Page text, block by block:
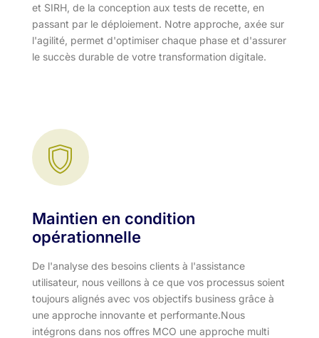
et SIRH, de la conception aux tests de recette, en
passant par le déploiement. Notre approche, axée sur
l'agilité, permet d'optimiser chaque phase et d'assurer
le succès durable de votre transformation digitale.
Maintien en condition
opérationnelle
De l'analyse des besoins clients à l'assistance
utilisateur, nous veillons à ce que vos processus soient
toujours alignés avec vos objectifs business grâce à
une approche innovante et performante.​ Nous
intégrons dans nos offres MCO une approche multi